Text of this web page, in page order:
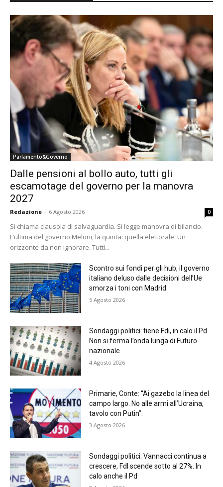
Parlamento&Governo
Dalle pensioni al bollo auto, tutti gli
escamotage del governo per la manovra
2027
Redazione - 6 Agosto 2026 0
Si chiama clausola di salvaguardia. Si legge manovra di bilancio.
L’ultima del governo Meloni, la quinta: quella elettorale. Un
orizzonte da non ignorare. Tutti...
Scontro sui fondi per gli hub, il governo
italiano deluso dalle decisioni dell’Ue
smorza i toni con Madrid
5 Agosto 2026
Sondaggi politici: tiene Fdi, in calo il Pd.
Non si ferma l’onda lunga di Futuro
nazionale
4 Agosto 2026
Primarie, Conte: “Ai gazebo la linea del
campo largo. No alle armi all’Ucraina,
tavolo con Putin”.
3 Agosto 2026
Sondaggi politici: Vannacci continua a
crescere, FdI scende sotto al 27%. In
calo anche il Pd